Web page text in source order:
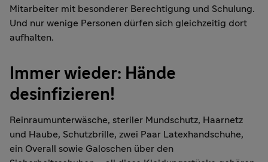
Mitarbeiter mit besonderer Berechtigung und Schulung.
Und nur wenige Personen dürfen sich gleichzeitig dort
aufhalten.
Immer wieder: Hände
desinfizieren!
Reinraumunterwäsche, steriler Mundschutz, Haarnetz
und Haube, Schutzbrille, zwei Paar Latexhandschuhe,
ein Overall sowie Galoschen über den